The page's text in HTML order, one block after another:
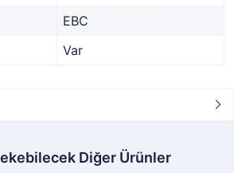
EBC
Var
Diğer Ürünler